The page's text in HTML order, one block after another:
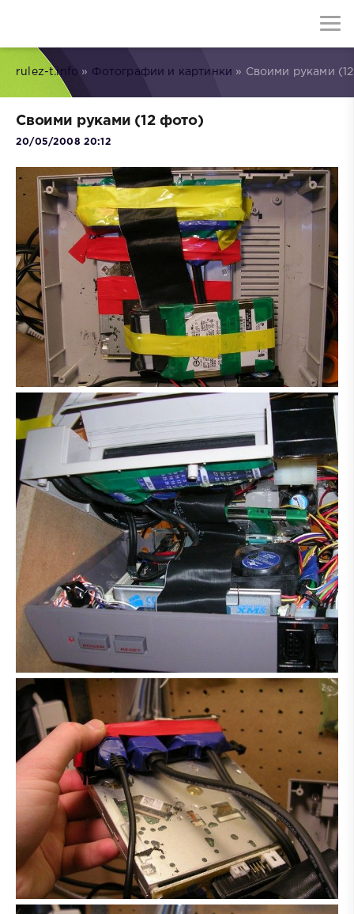
rulez-t.info » Фотографии и картинки » Своими руками
Своими руками (12 фото)
20/05/2008 20:12